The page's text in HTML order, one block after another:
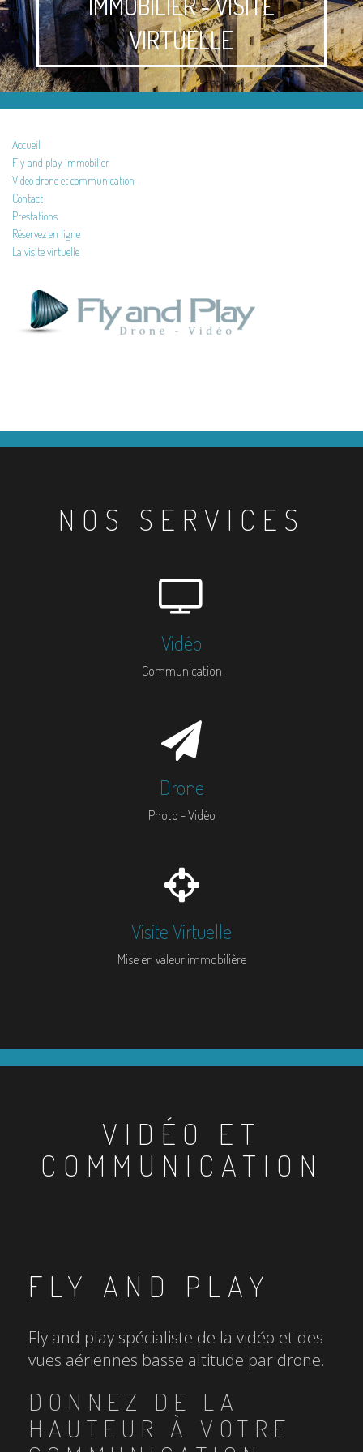
VIRTUELLE
Accueil
Fly and play immobilier
Vidéo drone et communication
Contact
Prestations
Réservez en ligne
La visite virtuelle
NOS SERVICES
Vidéo
Communication
Drone
Photo - Vidéo
Visite Virtuelle
Mise en valeur immobilière
VIDÉO ET
COMMUNICATION
FLY AND PLAY
Fly and play spécialiste de la vidéo et des
vues aériennes basse altitude par drone.
DONNEZ DE LA
HAUTEUR À VOTRE